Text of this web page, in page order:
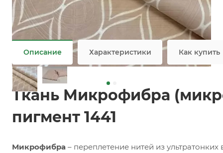
Задать вопрос
Ткань микрофайбер оптом / мелким оптом
Не является публичной офертой
Описание Характеристики Как купить
Ткань Микрофибра
пигмент 1441
Микрофибра – переплетение нитей из